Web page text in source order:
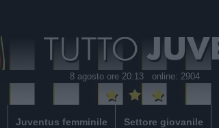
8 agosto ore 20:13 online: 2904
Juventus femminile Settore giovanile